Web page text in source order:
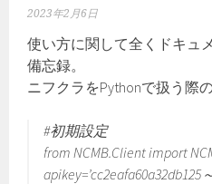
2023年2月6日
使い方に関して全くドキュ
備忘録。
ニフクラをPythonで扱う際
#初期設定
from NCMB.Client import